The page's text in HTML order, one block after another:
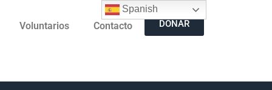
DONAR
Voluntarios Contacto
Spanish